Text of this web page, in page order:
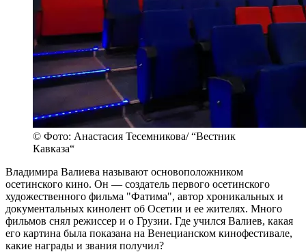
© Фото: Анастасия Тесемникова/ “Вестник
Кавказа“
Владимира Валиева называют основоположником
осетинского кино. Он — создатель первого осетинского
художественного фильма "Фатима", автор хроникальных и
документальных кинолент об Осетии и ее жителях. Много
фильмов снял режиссер и о Грузии. Где учился Валиев, какая
его картина была показана на Венецианском кинофестивале,
какие награды и звания получил?